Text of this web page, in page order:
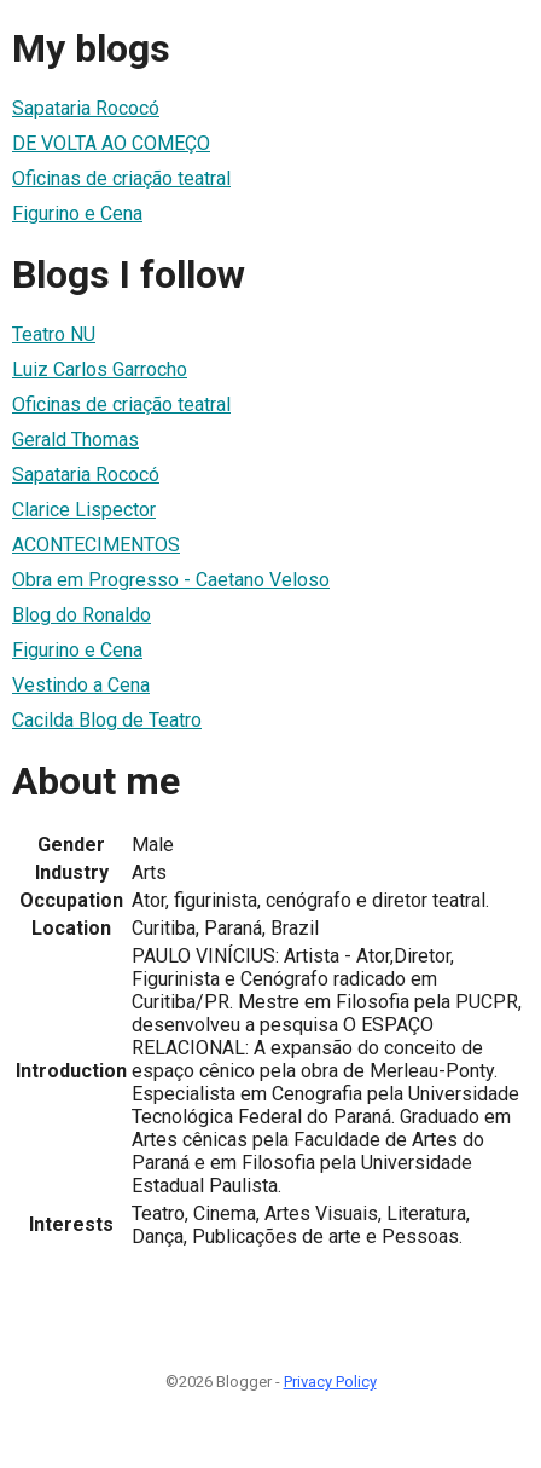
My blogs
Sapataria Rococó
DE VOLTA AO COMEÇO
Oficinas de criação teatral
Figurino e Cena
Blogs I follow
Teatro NU
Luiz Carlos Garrocho
Oficinas de criação teatral
Gerald Thomas
Sapataria Rococó
Clarice Lispector
ACONTECIMENTOS
Obra em Progresso - Caetano Veloso
Blog do Ronaldo
Figurino e Cena
Vestindo a Cena
Cacilda Blog de Teatro
About me
Gender
Male
Industry
Arts
Occupation Ator, figurinista, cenógrafo e diretor teatral.
Location
Curitiba, Paraná, Brazil
Introduction
PAULO VINÍCIUS: Artista - Ator,Diretor,
Figurinista e Cenógrafo radicado em
Curitiba/PR. Mestre em Filosofia pela PUCPR,
desenvolveu a pesquisa O ESPAÇO
RELACIONAL: A expansão do conceito de
espaço cênico pela obra de Merleau-Ponty.
Especialista em Cenografia pela Universidade
Tecnológica Federal do Paraná. Graduado em
Artes cênicas pela Faculdade de Artes do
Paraná e em Filosofia pela Universidade
Estadual Paulista.
Interests
Teatro, Cinema, Artes Visuais, Literatura,
Dança, Publicações de arte e Pessoas.
©2026 Blogger - Privacy Policy